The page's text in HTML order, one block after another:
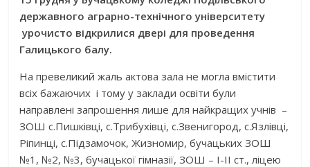
державного аграрно-технічного університету
урочисто відкрилися двері для проведення
Галицького балу.
На превеликий жаль актова зала не могла вмістити
всіх бажаючих і тому у заклади освіти були
направлені запрошення лише для найкращих учнів –
ЗОШ с.Пишківці, с.Трибухівці, с.Звенигород, с.Язлівці,
Ріпинці, с.Підзамочок, Жизномир, бучацьких ЗОШ
№1, №2, №3, бучацької гімназії, ЗОШ – І-ІІ ст., ліцею